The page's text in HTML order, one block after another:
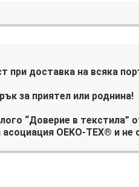
при доставка на всяка
за приятел или роднина!
“Доверие в текстила”
OEKO-TEX® и